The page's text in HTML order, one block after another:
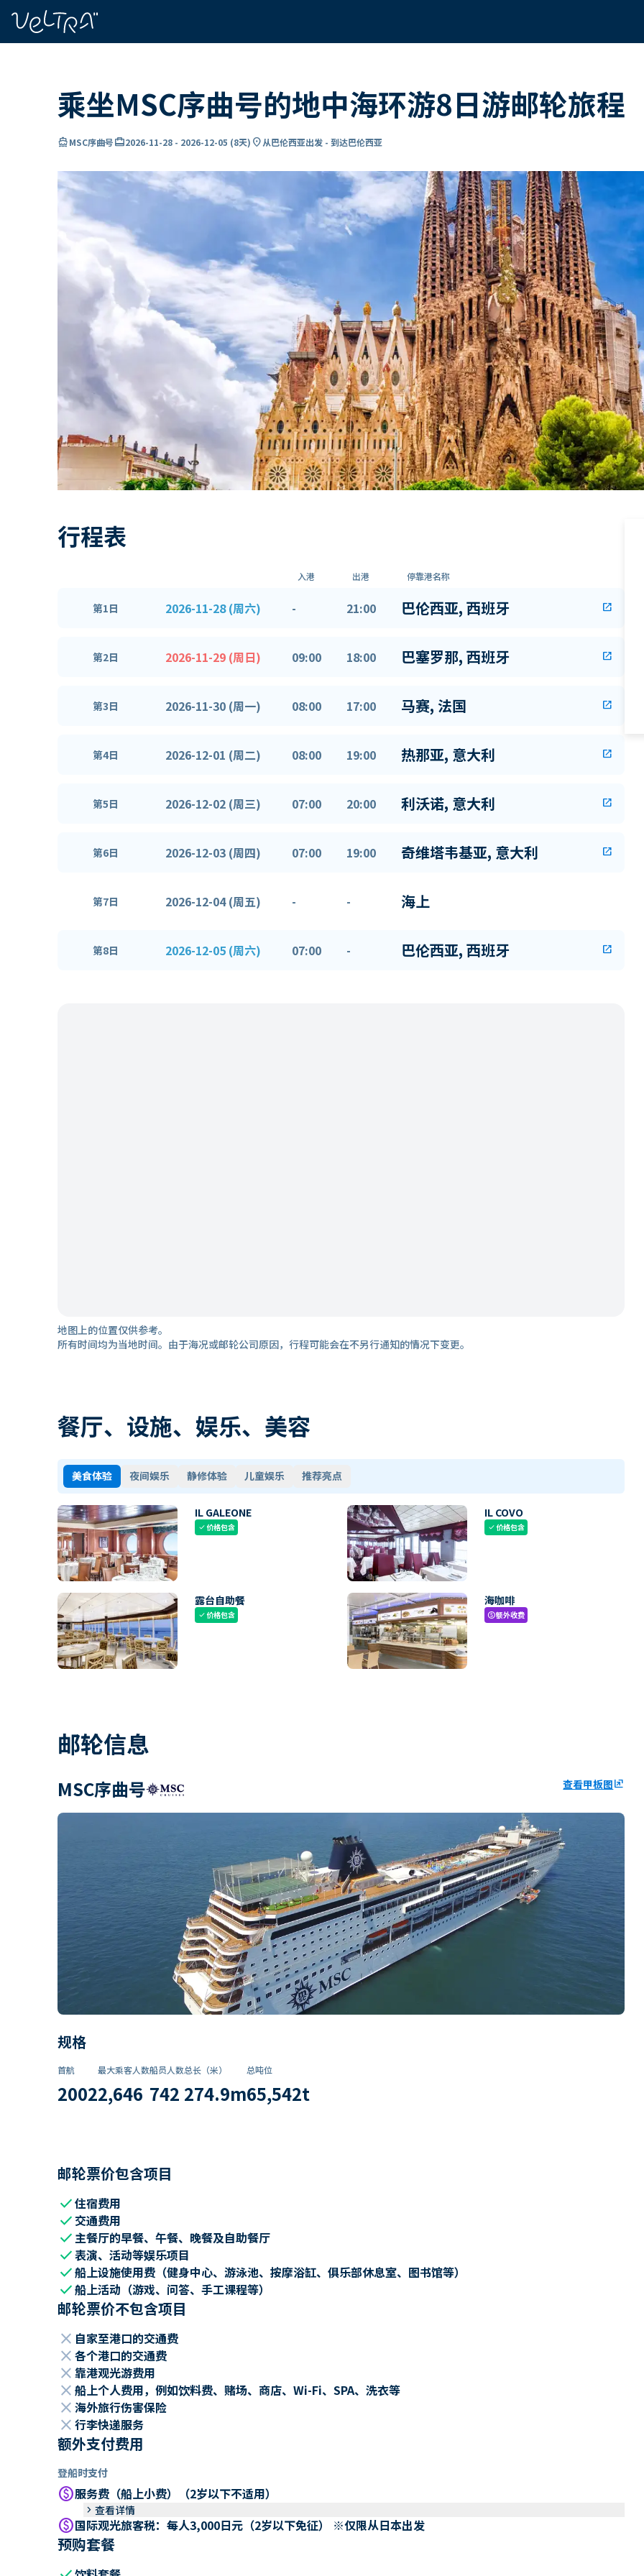
乘坐MSC序曲号的地中海环游8日游邮轮旅程
directions_boatMSC序曲号card_travel2026-11-28 - 2026-12-05 (8天) location_on从巴伦西亚出发 - 到达巴伦西亚
行程表
入港 出港 停靠港名称
第1日 2026-11-28 (周六) - 21:00 巴伦西亚, 西班牙 open_in_new
第2日 2026-11-29 (周日) 09:00 18:00 巴塞罗那, 西班牙 open_in_new
第3日 2026-11-30 (周一) 08:00 17:00 马赛, 法国 open_in_new
第4日 2026-12-01 (周二) 08:00 19:00 热那亚, 意大利 open_in_new
第5日 2026-12-02 (周三) 07:00 20:00 利沃诺, 意大利 open_in_new
第6日 2026-12-03 (周四) 07:00 19:00 奇维塔韦基亚, 意大利 open_in_new
第7日 2026-12-04 (周五) - - 海上
第8日 2026-12-05 (周六) 07:00 - 巴伦西亚, 西班牙 open_in_new
地图上的位置仅供参考。
所有时间均为当地时间。由于海况或邮轮公司原因，行程可能会在不另行通知的情况下变更。
餐厅、设施、娱乐、美容
美食体验 夜间娱乐 静修体验 儿童娱乐 推荐亮点
IL GALEONE
check价格包含
IL COVO
check价格包含
露台自助餐
check价格包含
海咖啡
paid额外收费
邮轮信息
MSC序曲号 查看甲板图ungroup
规格
首航
2002
最大乘客人数
2,646
船员人数
742
总长（米）
274.9m
总吨位
65,542t
邮轮票价包含项目
check住宿费用
check 交通费用
check主餐厅的早餐、午餐、晚餐及自助餐厅
check表演、活动等娱乐项目
check船上设施使用费（健身中心、游泳池、按摩浴缸、俱乐部休息室、图书馆等）
check船上活动（游戏、问答、手工课程等）
邮轮票价不包含项目
close 自家至港口的交通费
close 各个港口的交通费
close 靠港观光游费用
close 船上个人费用，例如饮料费、赌场、商店、Wi-Fi、SPA、洗衣等
close 海外旅行伤害保险
close 行李快递服务
额外支付费用
登船时支付
paid服务费（船上小费）（2岁以下不适用）
keyboard_arrow_right 查看详情
paid国际观光旅客税：每人3,000日元（2岁以下免征） ※仅限从日本出发
预购套餐